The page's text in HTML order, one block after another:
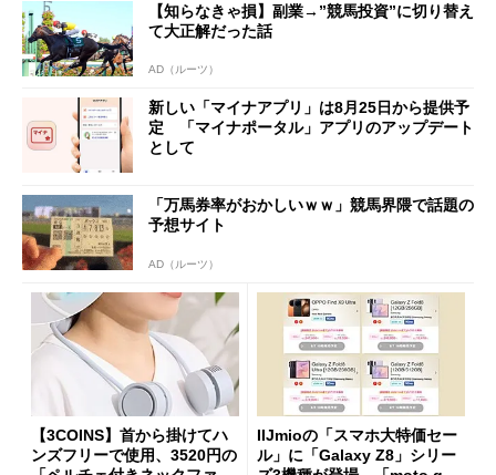
【知らなきゃ損】副業→”競馬投資”に切り替え
て大正解だった話
AD（ルーツ）
新しい「マイナアプリ」は8月25日から提供予
定 「マイナポータル」アプリのアップデート
として
「万馬券率がおかしいｗｗ」競馬界隈で話題の
予想サイト
AD（ルーツ）
【3COINS】首から掛けてハ
ンズフリーで使用、3520円の
IIJmioの「スマホ大特価セー
ル」に「Galaxy Z8」シリー